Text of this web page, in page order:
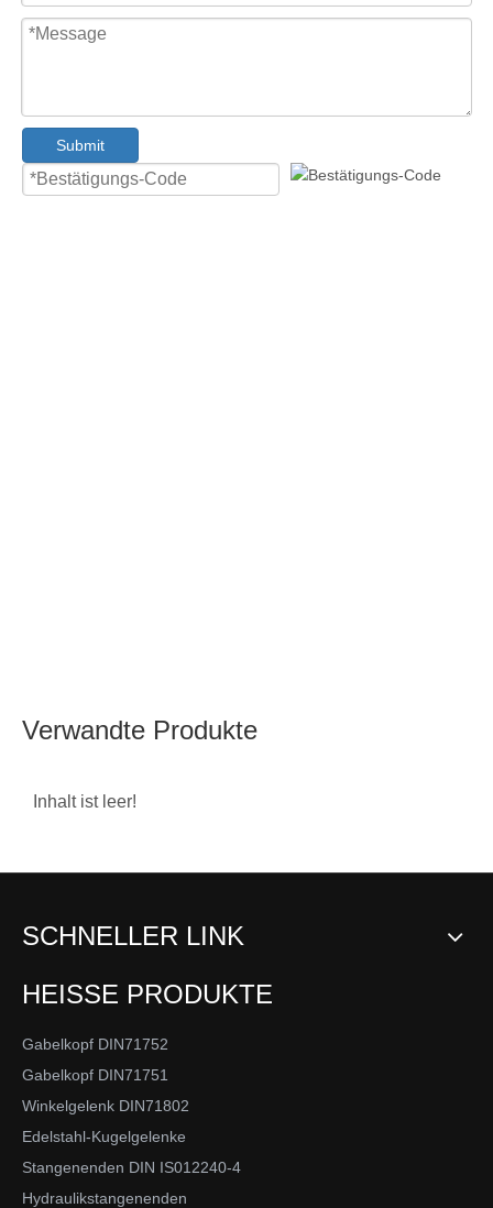
Submit
Verwandte Produkte
Inhalt ist leer!
SCHNELLER LINK
HEISSE PRODUKTE
Gabelkopf DIN71752
Gabelkopf DIN71751
Winkelgelenk DIN71802
Edelstahl-Kugelgelenke
Stangenenden DIN IS012240-4
Hydraulikstangenenden